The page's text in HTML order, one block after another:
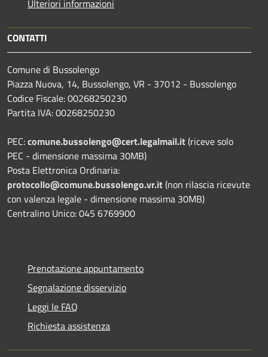
Ulteriori informazioni
CONTATTI
Comune di Bussolengo
Piazza Nuova, 14, Bussolengo, VR - 37012 - Bussolengo
Codice Fiscale: 00268250230
Partita IVA: 00268250230
PEC:comune.bussolengo@cert.legalmail.it(riceve solo
PEC - dimensione massima 30MB)
Posta Elettronica Ordinaria:
protocollo@comune.bussolengo.vr.it(non rilascia ricevute
con valenza legale - dimensione massima 30MB)
Centralino Unico: 045 6769900
Prenotazione appuntamento
Segnalazione disservizio
Leggi le FAQ
Richiesta assistenza